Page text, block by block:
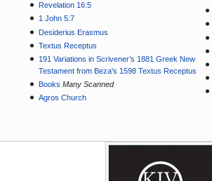
Revelation 16:5
1 John 5:7
Desiderius Erasmus
Textus Receptus
191 Variations in Scrivener’s 1881 Greek New
Testament from Beza's 1598 Textus Receptus
Books Many Scanned
Agros Church